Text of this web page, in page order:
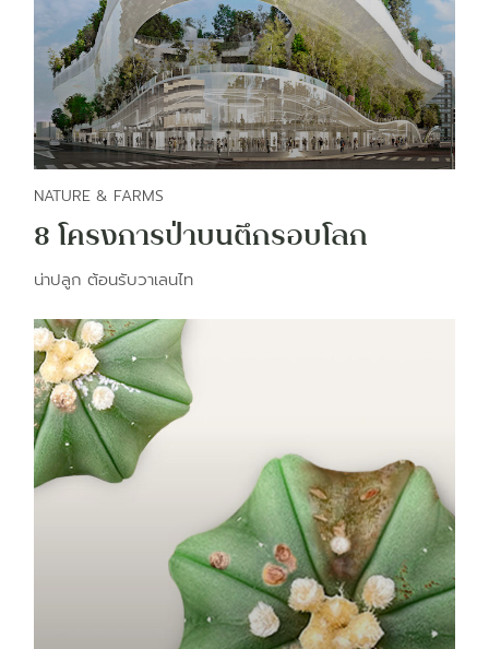
NATURE & FARMS
8 โครงการป่าบนตึกรอบโลก
น่าปลูก ต้อนรับวาเลนไท